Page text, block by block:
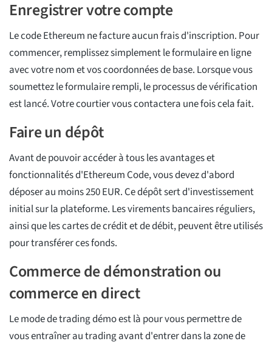
Enregistrer votre compte
Le code Ethereum ne facture aucun frais d'inscription. Pour
commencer, remplissez simplement le formulaire en ligne
avec votre nom et vos coordonnées de base. Lorsque vous
soumettez le formulaire rempli, le processus de vérification
est lancé. Votre courtier vous contactera une fois cela fait.
Faire un dépôt
Avant de pouvoir accéder à tous les avantages et
fonctionnalités d'Ethereum Code, vous devez d'abord
déposer au moins 250 EUR. Ce dépôt sert d'investissement
initial sur la plateforme. Les virements bancaires réguliers,
ainsi que les cartes de crédit et de débit, peuvent être utilisés
pour transférer ces fonds.
Commerce de démonstration ou
commerce en direct
Le mode de trading démo est là pour vous permettre de
vous entraîner au trading avant d'entrer dans la zone de